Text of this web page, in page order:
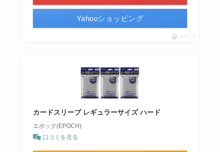
Yahooショッピング
ポチップ
カードスリーブ レギュラーサイズ ハード
エポック(EPOCH)
口コミを見る